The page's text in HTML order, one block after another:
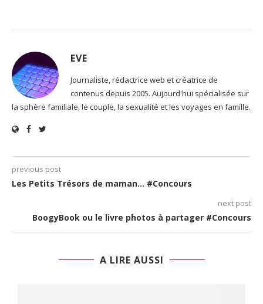
EVE
Journaliste, rédactrice web et créatrice de
contenus depuis 2005. Aujourd'hui spécialisée sur
la sphère familiale, le couple, la sexualité et les voyages en famille.
previous post
Les Petits Trésors de maman… #Concours
next post
BoogyBook ou le livre photos à partager #Concours
A LIRE AUSSI